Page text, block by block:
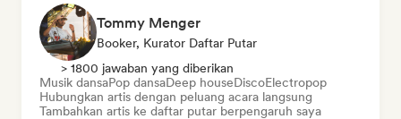
Tommy Menger
Booker, Kurator Daftar Putar
> 1800 jawaban yang diberikan
Musik dansaPop dansaDeep houseDiscoElectropop
Hubungkan artis dengan peluang acara langsung
Tambahkan artis ke daftar putar berpengaruh saya